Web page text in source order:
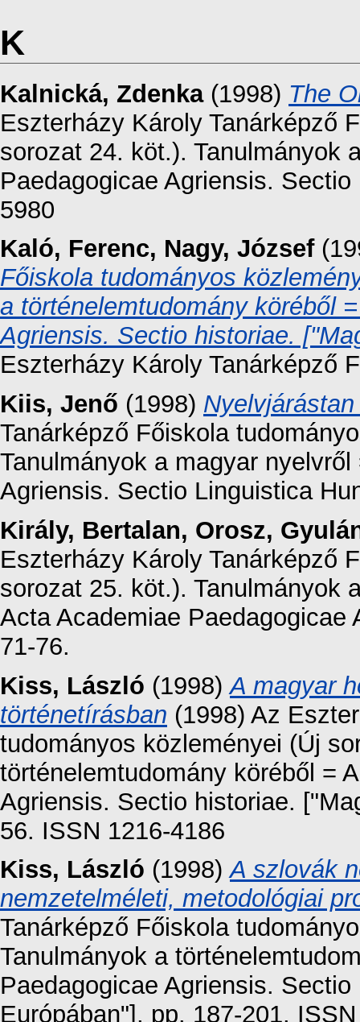
K
Kalnická, Zdenka(1998) The
Eszterházy Károly Tanárképző
sorozat 24. köt.). Tanulmányok
Paedagogicae Agriensis.
5980
Kaló, Ferenc, Nagy, József
Főiskola tudományos
a történelemtudomány köréből
Agriensis. Sectio historiae.
Eszterházy Károly Tanárképző
Kiis, Jenő (1998)
Tanárképző Főiskola
Tanulmányok a magyar
Agriensis. Sectio Linguistica
Király, Bertalan, Orosz,
Eszterházy Károly Tanárképző
sorozat 25. köt.). Tanulmányok
Acta Academiae
71-76.
Kiss, László (1998)A magyar
történetírásban (1998) Az
tudományos közleményei (Új
történelemtudomány köréből =
Agriensis. Sectio historiae.
56. ISSN 1216-4186
Kiss, László (1998)A szlovák
nemzetelméleti, metodológiai
Tanárképző Főiskola
Tanulmányok a
Paedagogicae Agriensis.
Európában"]. pp. 187-201.